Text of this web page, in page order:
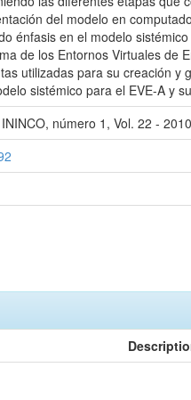
del modelo en
énfasis en el modelo
de los Entornos Virtuales de
utilizadas para su creación
sistémico para el EVE-A y
número 1, Vol. 22 - 2010